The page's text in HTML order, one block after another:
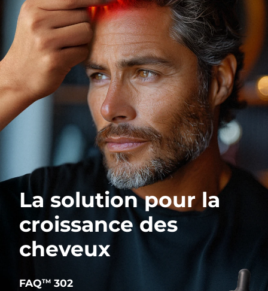
La solution pour la
croissance des
cheveux
FAQTM 302